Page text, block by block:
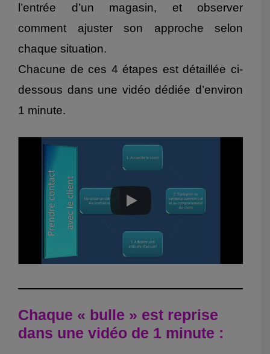
l’entrée d’un magasin, et observer
comment ajuster son approche selon
chaque situation.
Chacune de ces 4 étapes est détaillée ci-
dessous dans une vidéo dédiée d’environ
1 minute.
Chaque « bulle » est reprise
dans une vidéo de 1 minute :